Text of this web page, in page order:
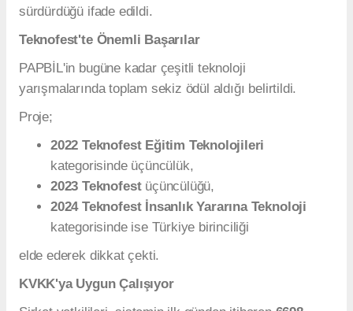
sürdürdüğü ifade edildi.
Teknofest'te Önemli Başarılar
PAPBİL'in bugüne kadar çeşitli teknoloji
yarışmalarında toplam sekiz ödül aldığı belirtildi.
Proje;
2022 Teknofest Eğitim Teknolojileri
kategorisinde üçüncülük,
2023 Teknofestüçüncülüğü,
2024 Teknofest İnsanlık Yararına Teknoloji
kategorisinde ise Türkiye birinciliği
elde ederek dikkat çekti.
KVKK'ya Uygun Çalışıyor